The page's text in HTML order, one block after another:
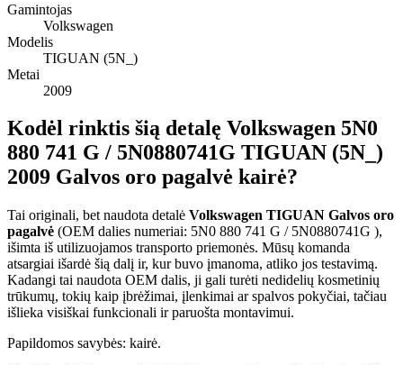
Gamintojas
Volkswagen
Modelis
TIGUAN (5N_)
Metai
2009
Kodėl rinktis šią detalę Volkswagen 5N0
880 741 G / 5N0880741G TIGUAN (5N_)
2009 Galvos oro pagalvė kairė?
Tai originali, bet naudota detalė Volkswagen TIGUAN Galvos oro
pagalvė (OEM dalies numeriai: 5N0 880 741 G / 5N0880741G ),
išimta iš utilizuojamos transporto priemonės. Mūsų komanda
atsargiai išardė šią dalį ir, kur buvo įmanoma, atliko jos testavimą.
Kadangi tai naudota OEM dalis, ji gali turėti nedidelių kosmetinių
trūkumų, tokių kaip įbrėžimai, įlenkimai ar spalvos pokyčiai, tačiau
išlieka visiškai funkcionali ir paruošta montavimui.
Papildomos savybės: kairė.